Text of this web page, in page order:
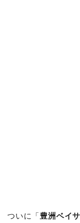
ついに「 豊洲ベイ